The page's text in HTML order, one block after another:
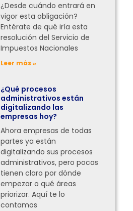
¿Desde cuándo entrará en
vigor esta obligación?
Entérate de qué iría esta
resolución del Servicio de
Impuestos Nacionales
Leer más »
¿Qué procesos
administrativos están
digitalizando las
empresas hoy?
Ahora empresas de todas
partes ya están
digitalizando sus procesos
administrativos, pero pocas
tienen claro por dónde
empezar o qué áreas
priorizar. Aquí te lo
contamos